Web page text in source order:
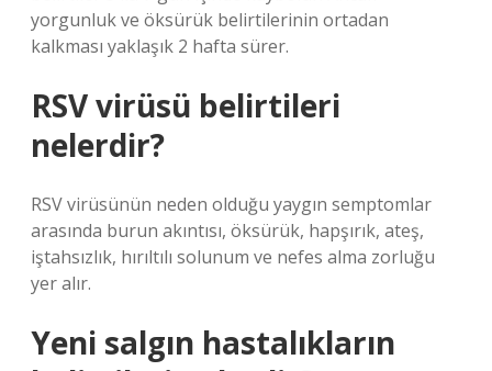
yorgunluk ve öksürük belirtilerinin ortadan
kalkması yaklaşık 2 hafta sürer.
RSV virüsü belirtileri
nelerdir?
RSV virüsünün neden olduğu yaygın semptomlar
arasında burun akıntısı, öksürük, hapşırık, ateş,
iştahsızlık, hırıltılı solunum ve nefes alma zorluğu
yer alır.
Yeni salgın hastalıkların